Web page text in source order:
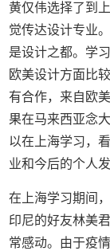
黄仅伟选择了到
觉传达设计专业
是设计之都。学
欧美设计方面比
有合作，来自欧
果在马来西亚念
以在上海学习，
业和今后的个人
在上海学习期间
印尼的好友林美
常感动。由于疫